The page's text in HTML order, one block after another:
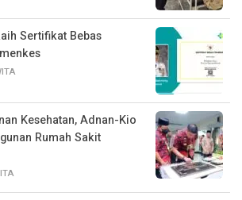
Sertifikat Bebas
Kesehatan, Adnan-Kio
Rumah Sakit